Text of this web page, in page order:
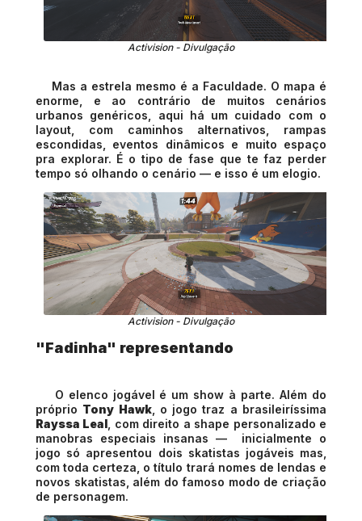
Activision - Divulgação
Mas a estrela mesmo é a Faculdade. O mapa é
enorme, e ao contrário de muitos cenários
urbanos genéricos, aqui há um cuidado com o
layout, com caminhos alternativos, rampas
escondidas, eventos dinâmicos e muito espaço
pra explorar. É o tipo de fase que te faz perder
tempo só olhando o cenário — e isso é um elogio.
Activision - Divulgação
"Fadinha" representando
O elenco jogável é um show à parte. Além do
próprio Tony Hawk, o jogo traz a brasileiríssima
Rayssa Leal , com direito a shape personalizado e
manobras especiais insanas — inicialmente o
jogo só apresentou dois skatistas jogáveis mas,
com toda certeza, o título trará nomes de lendas e
novos skatistas, além do famoso modo de criação
de personagem.